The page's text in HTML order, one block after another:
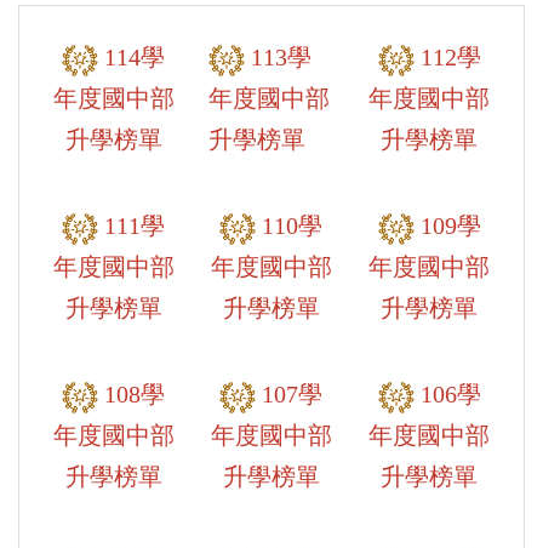
114學
年度國中部
升學榜單
113學
年度國中部
升學榜單
112學
年度國中部
升學榜單
111學
年度國中部
升學榜單
110學
年度國中部
升學榜單
109學
年度國中部
升學榜單
108學
年度國中部
升學榜單
107學
年度國中部
升學榜單
106學
年度國中部
升學榜單